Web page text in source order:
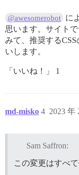
@awesomerobot
に
思います。サイト
みて、推奨する
いします。
「いいね！」 1
md-misko 2023 年
4
Sam Saffron:
この変更はすべ